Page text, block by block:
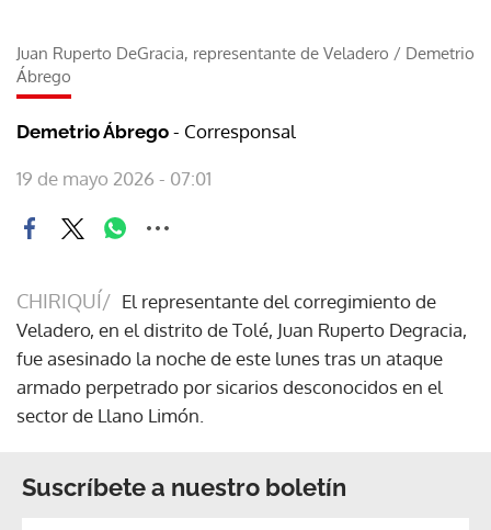
Juan Ruperto DeGracia, representante de Veladero / Demetrio
Ábrego
Demetrio Ábrego - Corresponsal
19 de mayo 2026 - 07:01
CHIRIQUÍ/ El representante del corregimiento de
Veladero, en el distrito de Tolé, Juan Ruperto Degracia,
fue asesinado la noche de este lunes tras un ataque
armado perpetrado por sicarios desconocidos en el
sector de Llano Limón.
Suscríbete a nuestro boletín